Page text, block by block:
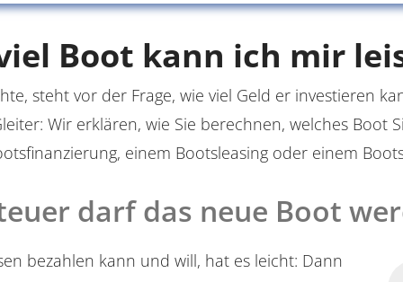
Boot kann ich mir
steht vor der Frage, wie viel Geld er investieren
Wir erklären, wie Sie berechnen, welches Boot
einem Bootsleasing oder einem
darf das neue Boot
bezahlen kann und will, hat es leicht: Dann